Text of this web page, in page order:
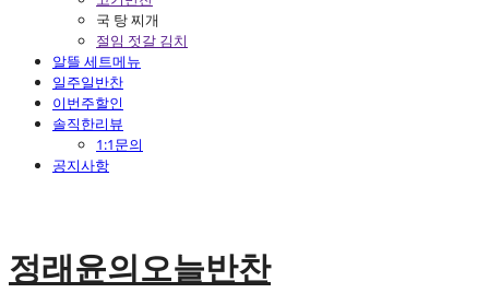
국 탕 찌개
절임 젓갈 김치
알뜰 세트메뉴
일주일반찬
이번주할인
솔직한리뷰
1:1문의
공지사항
정래윤의오늘반찬